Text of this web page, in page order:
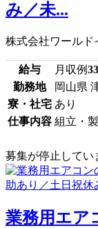
み／未...
株式会社ワールド
給与 月収例
勤務地
岡山県
寮・社宅 あり
仕事内容 組立・
募集が停止してい
業務用エア